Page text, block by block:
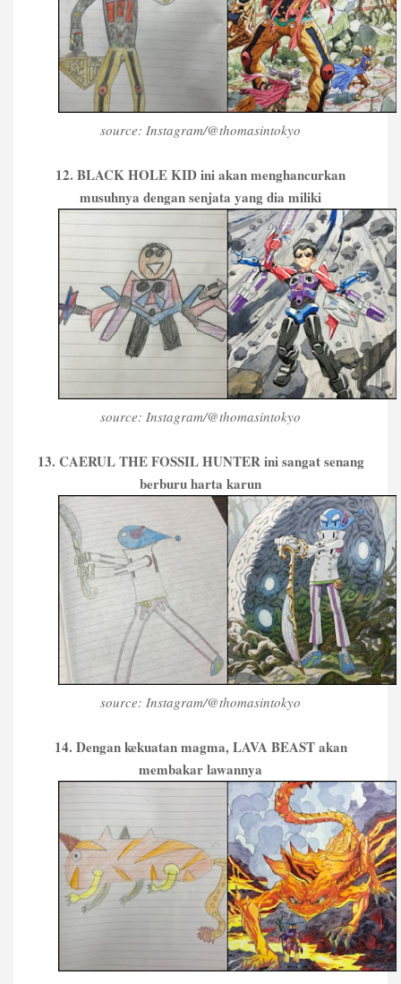
source: Instagram/@thomasintokyo
12. BLACK HOLE KID ini akan menghancurkan
musuhnya dengan senjata yang dia miliki
source: Instagram/@thomasintokyo
13. CAERUL THE FOSSIL HUNTER ini sangat senang
berburu harta karun
source: Instagram/@thomasintokyo
14. Dengan kekuatan magma, LAVA BEAST akan
membakar lawannya